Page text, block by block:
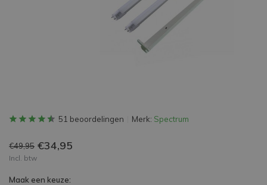
51 beoordelingen Merk: Spectrum
€49,95 €34,95
Incl. btw
Maak een keuze: